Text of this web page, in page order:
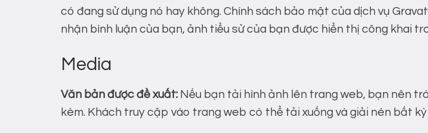
có đang sử dụng nó hay không. Chính sách bảo mật của dịch vụ
nhận bình luận của bạn, ảnh tiểu sử của bạn được hiển thị công khai
Media
Văn bản được đề xuất: Nếu bạn tải hình ảnh lên trang web, bạn nên
kèm. Khách truy cập vào trang web có thể tải xuống và giải nén bất